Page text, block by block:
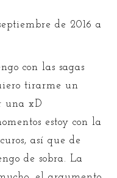
de 2016 a
con las sagas
tirarme un
una xD
estoy con la
así que de
de sobra. La